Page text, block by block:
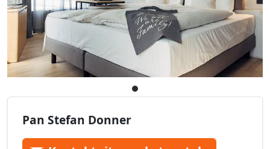
Pan Stefan Donner